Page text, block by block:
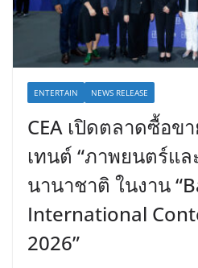
ENTERTAIN NEWS RELEASE
CEA เปิดตลาดซื้อข
เทนต์ “ภาพยนตร์แล
นานาชาติ ในงาน
International
2026”